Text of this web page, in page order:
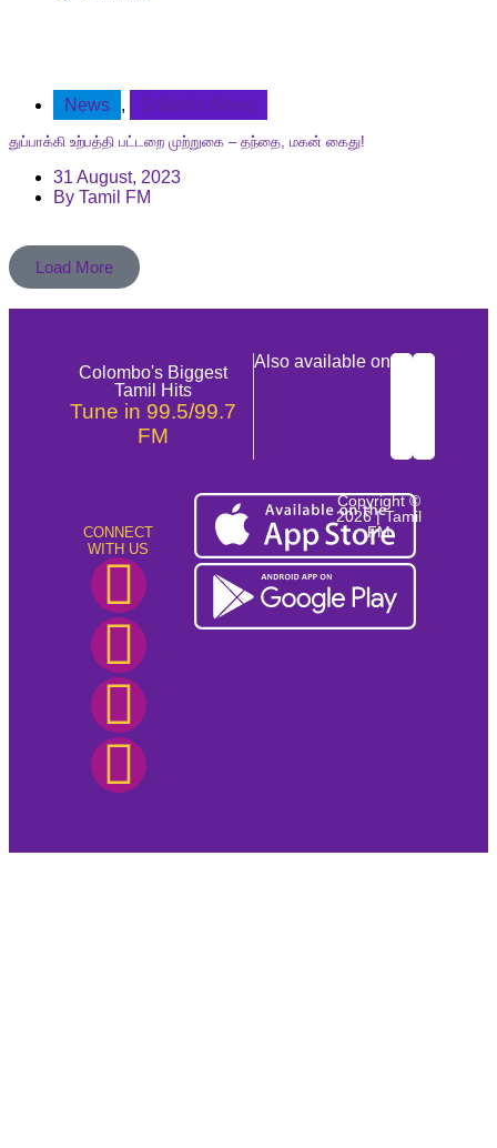
News , Srilanka News
துப்பாக்கி உற்பத்தி பட்டறை முற்றுகை – தந்தை, மகன் கைது!
31 August, 2023
By Tamil FM
Load More
Colombo's Biggest
Tamil Hits
Tune in 99.5/99.7
FM
Also available on
CONNECT
WITH US
Copyright ©
2026 | Tamil
FM